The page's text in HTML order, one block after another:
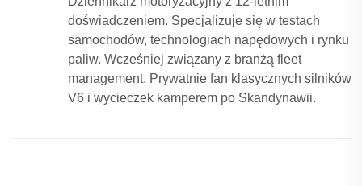
doświadczeniem. Specjalizuje się w testach
samochodów, technologiach napędowych i rynku
paliw. Wcześniej związany z branżą fleet
management. Prywatnie fan klasycznych silników
V6 i wycieczek kamperem po Skandynawii.